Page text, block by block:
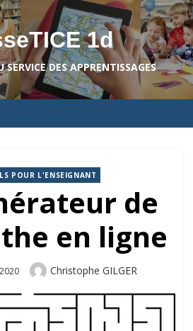
1d
SERVICE DES APPRENTISSAGES
POUR L'ENSEIGNANT
de
en ligne
Author
Christophe GILGER